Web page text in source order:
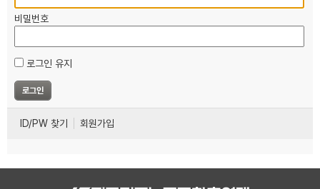
비밀번호
로그인 유지
ID/PW 찾기 회원가입
부설기관
업무